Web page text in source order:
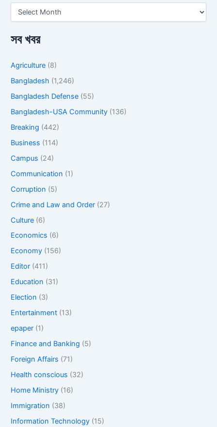
সব খবর
Agriculture (8)
Bangladesh (1,246)
Bangladesh Defense (55)
Bangladesh-USA Community (136)
Breaking (442)
Business (114)
Campus (24)
Communication (1)
Corruption (5)
Crime and Law and Order (27)
Culture (6)
Economics (6)
Economy (156)
Editor (411)
Education (31)
Election (3)
Entertainment (13)
epaper (1)
Finance and Banking (5)
Foreign Affairs (71)
Health conscious (32)
Home Ministry (16)
Immigration (38)
Information Technology (15)